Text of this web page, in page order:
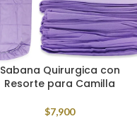
Sabana Quirurgica con
Resorte para Camilla
$7,900